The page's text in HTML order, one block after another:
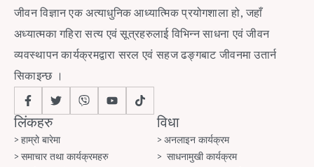
जीवन विज्ञान एक अत्याधुनिक आध्यात्मिक प्रयोगशाला हो, जहाँ
अध्यात्मका गहिरा सत्य एवं सूत्रहरुलाई विभिन्न साधना एवं जीवन
व्यवस्थापन कार्यक्रमद्वारा सरल एवं सहज ढङ्गबाट जीवनमा उतार्न
सिकाइन्छ ।
लिंकहरु
हाम्रो बारेमा
समाचार तथा कार्यक्रमहरु
विधा
अनलाइन कार्यक्रम
साधनामुखी कार्यक्रम